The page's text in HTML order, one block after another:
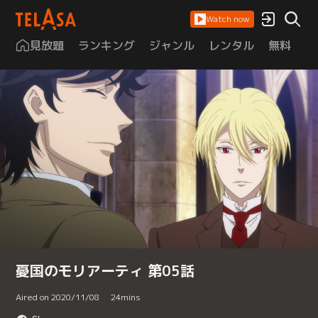
Watch now
見放題 ランキング ジャンル レンタル 無料
憂国のモリアーティ 第05話
Aired on 2020/11/08 24mins